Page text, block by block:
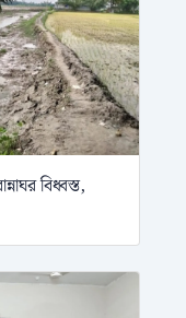
বিধ্বস্ত,